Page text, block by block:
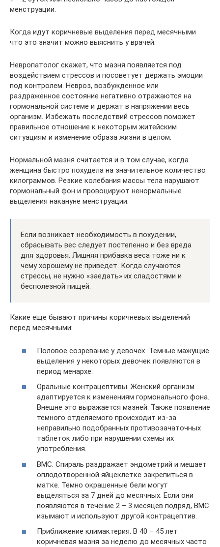
менструации.
Когда идут коричневые выделения перед месячными
что это значит можно выяснить у врачей.
Невропатолог скажет, что мазня появляется под
воздействием стрессов и посоветует держать эмоции
под контролем. Невроз, возбужденное или
раздраженное состояние негативно отражаются на
гормональной системе и держат в напряжении весь
организм. Избежать последствий стрессов поможет
правильное отношение к некоторым житейским
ситуациям и изменение образа жизни в целом.
Нормальной мазня считается и в том случае, когда
женщина быстро похудела на значительное количество
килограммов. Резкие колебания массы тела нарушают
гормональный фон и провоцируют ненормальные
выделения накануне менструации.
Если возникает необходимость в похудении,
сбрасывать вес следует постепенно и без вреда
для здоровья. Лишняя прибавка веса тоже ни к
чему хорошему не приведет. Когда случаются
стрессы, не нужно «заедать» их сладостями и
бесполезной пищей.
Какие еще бывают причины коричневых выделений
перед месячными:
Половое созревание у девочек. Темные мажущие
выделения у некоторых девочек появляются в
период менархе.
Оральные контрацептивы. Женский организм
адаптируется к изменениям гормонального фона.
Внешне это выражается мазней. Также появление
темного отделяемого происходит из-за
неправильно подобранных противозачаточных
таблеток либо при нарушении схемы их
употребления.
ВМС. Спираль раздражает эндометрий и мешает
оплодотворенной яйцеклетке закрепиться в
матке. Темно окрашенные бели могут
выделяться за 7 дней до месячных. Если они
появляются в течение 2 – 3 месяцев подряд, ВМС
изымают и используют другой контрацептив.
Приближение климактерия. В 40 – 45 лет
коричневая мазня за неделю до месячных часто